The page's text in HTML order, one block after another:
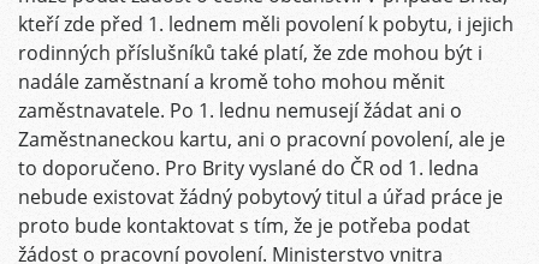
kteří zde před 1. lednem měli povolení k pobytu, i jejich
rodinných příslušníků také platí, že zde mohou být i
nadále zaměstnaní a kromě toho mohou měnit
zaměstnavatele. Po 1. lednu nemusejí žádat ani o
Zaměstnaneckou kartu, ani o pracovní povolení, ale je
to doporučeno. Pro Brity vyslané do ČR od 1. ledna
nebude existovat žádný pobytový titul a úřad práce je
proto bude kontaktovat s tím, že je potřeba podat
žádost o pracovní povolení. Ministerstvo vnitra